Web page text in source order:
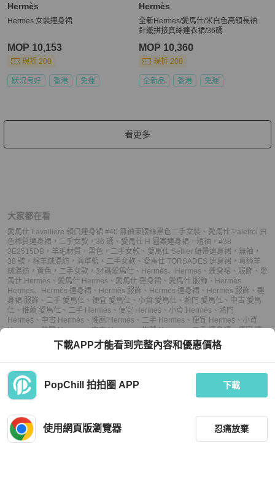
Hermès
Hermes 女裝連身裙
MOP 10,153
現折 200
狀況良好 香港 免運
Hermès
全新Hermes/愛馬仕/米白色高領長袖
針織拼接真絲連衣裙/36碼
MOP 10,360
現折 200
全新品 香港 免運
看更多
大家都在看
愛馬仕 Lavalliere 領口連身裙 #40 無袖束腰絲黑色二手女裝 、 愛馬仕 Palefroi 白
色棉質連身裙，二手女款，36 碼 、 愛馬仕 H 圖案連身裙，短袖，#38
3E2515DB，羊毛材質，黑色，二手女款 、 愛馬仕 Sellier 紐帶連身裙，無袖，
38 號，棉羊絨混紡，海軍藍，二手女款 、 愛馬仕 TORSADES 連身裙，真絲羊
絨混紡，黃色，二手女款，34碼愛馬仕 、 Hermès、 Hermes 、 連身裙 、 服飾 、 愛
馬仕 Hermès 、 愛馬仕 Hermes 、 愛馬仕 連身裙 、 愛馬仕 服飾 、 Hermès
Hermes、 Hermès 連身裙 、 Hermès 服飾 、 Hermes 連身裙 、 Hermes 服飾 、 連
身裙 服飾 、 二手 愛馬仕 、 便宜 愛馬仕 、 小資 愛馬仕 、 熱門 愛馬仕 、 中古 愛馬
仕 、 推薦 愛馬仕 、 二手 Hermès 、 便宜 Hermès 、 小資 Hermès 、 熱門
Hermès 、 中古 Hermès 、 推薦 Hermès 、 二手 Hermes 、 便宜 Hermes 、 小資
Hermes、熱門 Hermes、中古 Hermes、推薦 Hermes、二手 連身裙、便宜 連
小資 連身裙、 熱門 連身裙、中古 連身裙 、推薦 連身裙、 二手 服飾
小資 服飾 、熱門 服飾、中古 服飾、推薦 服飾
下載APP才能看到完整內容和優惠價格
PopChill 拍拍圈 APP 下載
使用網頁版瀏覽器 忍痛放棄